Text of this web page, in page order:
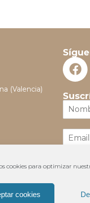
cookies para optimizar
cookies
(Valencia)
r
*
m